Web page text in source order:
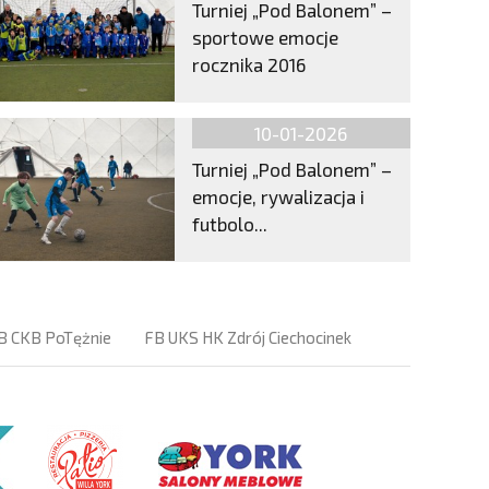
Turniej „Pod Balonem” –
sportowe emocje
rocznika 2016
10-01-2026
Turniej „Pod Balonem” –
emocje, rywalizacja i
futbolo...
CKB PoTężnie FB UKS HK Zdrój Ciechocinek